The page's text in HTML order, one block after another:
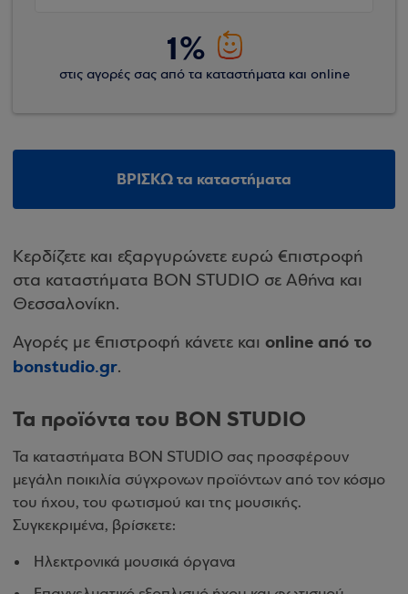
1%
στις αγορές σας από τα καταστήματα και online
ΒΡΙΣΚΩ τα καταστήματα
Κερδίζετε και εξαργυρώνετε ευρώ €πιστροφή
στα καταστήματα BON STUDIO σε Αθήνα και
Θεσσαλονίκη.
Αγορές με €πιστροφή κάνετε και online από το
bonstudio.gr.
Τα προϊόντα του BON STUDIO
Τα καταστήματα BON STUDIO σας προσφέρουν
μεγάλη ποικιλία σύγχρονων προϊόντων από τον κόσμο
του ήχου, του φωτισμού και της μουσικής.
Συγκεκριμένα, βρίσκετε:
Ηλεκτρονικά μουσικά όργανα